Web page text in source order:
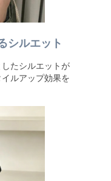
シルエット
たシルエットが
ルアップ効果を